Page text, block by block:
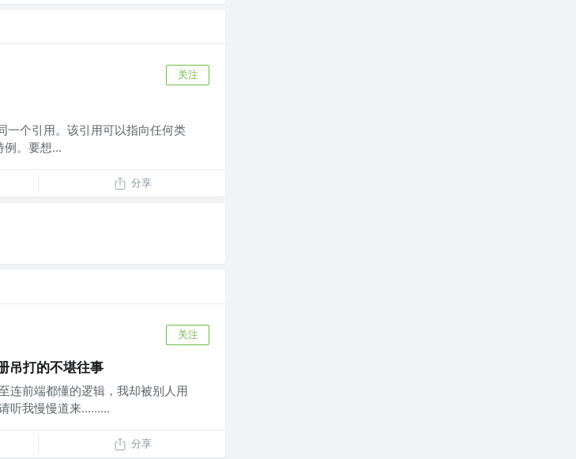
关注
个引用。该引用可以指向任何类
。要想...
分享
关注
吊打的不堪往事
连前端都懂的逻辑，我却被别人用
听我慢慢道来.........
分享